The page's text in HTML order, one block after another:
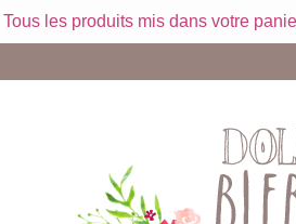
Tous les produits mis dans votre